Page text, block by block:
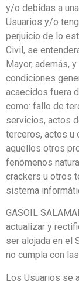
y/o debidas a
Usuarios y/o
perjuicio de lo
Civil, se
Mayor, además,
condiciones
acaecidos fuera
como: fallo de
servicios, actos
terceros, actos u
aquellos otros
fenómenos
crackers u otros
sistema
GASOIL
actualizar y
ser alojada en el
no cumpla con
Los Usuarios se